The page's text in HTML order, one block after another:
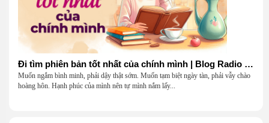
Đi tìm phiên bản tốt nhất của chính mình | Blog Radio 903
Muốn ngắm bình minh, phải dậy thật sớm. Muốn tạm biệt ngày tàn, phải vẫy chào
hoàng hôn. Hạnh phúc của mình nên tự mình nắm lấy...